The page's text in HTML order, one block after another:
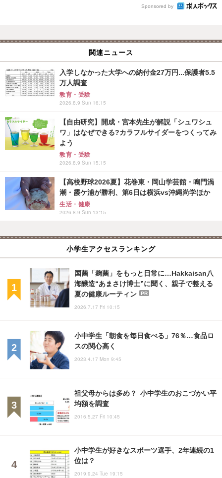
Sponsored by
関連ニュース
入学しなかった大学への納付金27万円...保護者5.5
万人調査
教育・受験
2026.8.9 Sun 16:15
【自由研究】開成・宮本先生が解説「シュワシュ
ワ」はなぜできる?カラフルサイダーをつくってみ
よう
教育・受験
2026.8.9 Sun 15:15
【高校野球2026夏】花巻東・岡山学芸館・鳴門渦
潮・霞ケ浦が勝利、第6日は横浜vs沖縄尚学ほか
生活・健康
2026.8.9 Sun 13:15
小学生アクセスランキング
国菌「麹菌」をもっと日常に…Hakkaisan八
海醸造“あまさけ博士”に聞く、親子で整える
夏の健康ルーティン
PR
2026.7.17 Fri 10:15
小中学生「朝食を毎日食べる」76％…食品ロ
スの関心高く
2023.4.17 Mon 9:45
祖父母からは多め？ 小中学生のおこづかい平
均額を調査
2016.5.27 Fri 10:45
小中学生が好きなスポーツ選手、2年連続の1
位は？
2019.9.24 Tue 19:15